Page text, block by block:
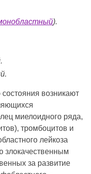
).
возникают
миелоидного ряда,
тромбоцитов и
лейкоза
злокачественным
за развитие